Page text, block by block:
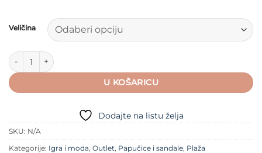
Veličina
Liewood sandalice - Pure sky količina
U KOŠARICU
Dodajte na listu želja
SKU: N/A
Kategorije: Igra i moda, Outlet, Papučice i sandale, Plaža